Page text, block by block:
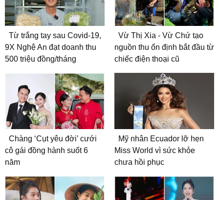
Từ trắng tay sau Covid-19,
9X Nghệ An đạt doanh thu
500 triệu đồng/tháng
Vừ Thị Xia - Vừ Chứ tạo
nguồn thu ổn định bắt đầu từ
chiếc điện thoại cũ
Chàng ‘Cụt yêu đời’ cưới
cô gái đồng hành suốt 6
năm
Mỹ nhân Ecuador lỡ hẹn
Miss World vì sức khỏe
chưa hồi phục